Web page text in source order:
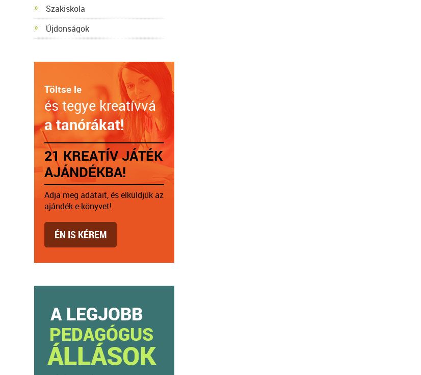
Szakiskola
Újdonságok
Töltse le
és tegye kreatívvá
a tanórákat!
21 KREATÍV JÁTÉK
AJÁNDÉKBA!
Adja meg adatait, és elküldjük az
ajándék e-könyvet!
ÉN IS KÉREM